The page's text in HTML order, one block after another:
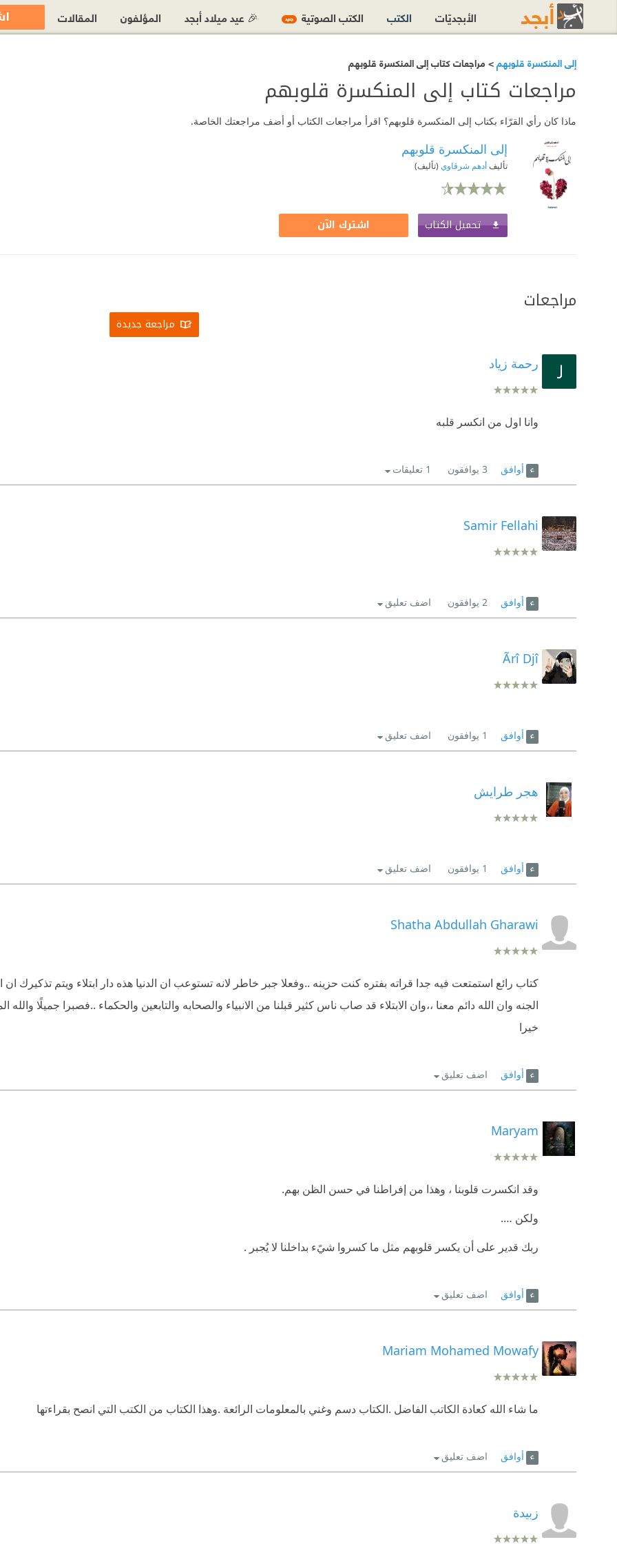
إلى المنكسرة قلوبهم> مراجعات كتاب إلى المنكسرة قلوبهم
مراجعات كتاب إلى المنكسرة قلوبهم
ماذا كان رأي القرّاء بكتاب إلى المنكسرة قلوبهم؟ اقرأ مراجعات الكتاب أو أضف مراجعتك الخاصة.
إلى المنكسرة قلوبهم
تأليفأدهم شرقاوي (تأليف)
تحميل الكتاب اشترك الآن
مراجعات
مراجعة جديدة
رحمة زياد
وانا اول من انكسر قلبه
أوافق 3 يوافقون 1 تعليقات
Samir Fellahi
أوافق 2 يوافقون اضف تعليق
Ãrî Djî
أوافق 1 يوافقون اضف تعليق
هجر طرايش
أوافق 1 يوافقون اضف تعليق
Shatha Abdullah Gharawi
كتاب رائع استمتعت فيه جدا قراته بفتره كنت حزينه ..وفعلا جبر خاطر لانه تستوعب ان الدنيا هذه دار ابتلاء ويتم تذكيرك
الجنه وان الله دائم معنا ،،وان الابتلاء قد صاب ناس كثير قبلنا من الانبياء والصحابه والتابعين والحكماء ..فصبرا جميلًا والله
خيرا
أوافق اضف تعليق
Maryam
وقد انكسرت قلوبنا ، وهذا من إفراطنا في حسن الظن بهم.
ولكن ….
ربك قدير على أن يكسر قلوبهم مثل ما كسروا شيًء بداخلنا لا يُجبر .
أوافق اضف تعليق
Mariam Mohamed Mowafy
ما شاء الله كعادة الكاتب الفاضل .الكتاب دسم وغني بالمعلومات الرائعة .وهذا الكتاب من الكتب التي انصح بقراءتها
أوافق اضف تعليق
زبيدة
الأبجديّات الكتب الكتب الصوتية جديد 🎉 عيد ميلاد أبجد المؤلفون المقالات